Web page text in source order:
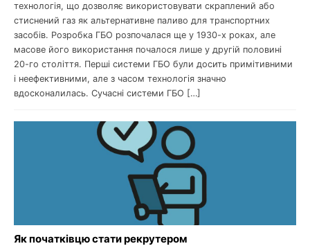
технологія, що дозволяє використовувати скраплений або
стиснений газ як альтернативне паливо для транспортних
засобів. Розробка ГБО розпочалася ще у 1930-х роках, але
масове його використання почалося лише у другій половині
20-го століття. Перші системи ГБО були досить примітивними
і неефективними, але з часом технологія значно
вдосконалилась. Сучасні системи ГБО […]
Як початківцю стати рекрутером